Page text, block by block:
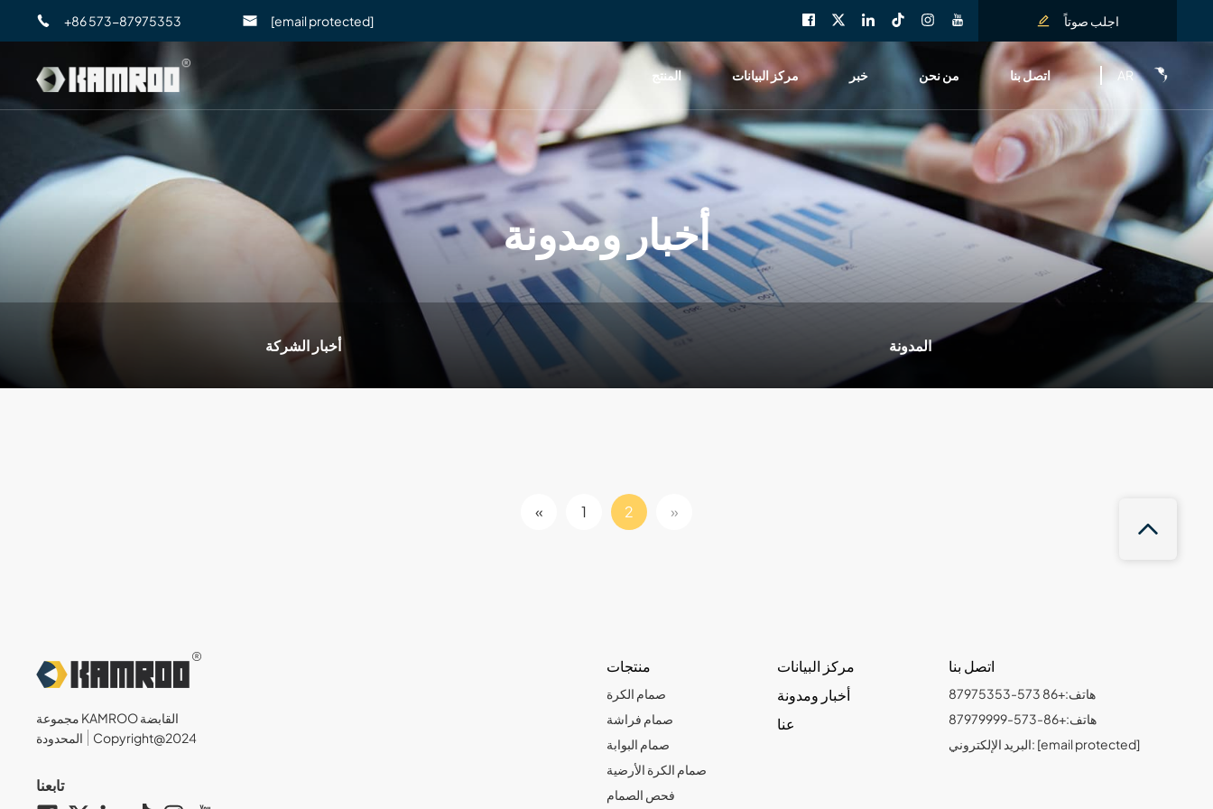
+86 573-87975353 [email protected] اجلب صوتاً
المنتج مركز البيانات خبر من نحن اتصل بنا AR
أخبار ومدونة
أخبار الشركة المدونة
« 1 2 »
مجموعة KAMROO القابضة
المحدودة
Copyright@2024
تابعنا
منتجات
صمام الكرة
صمام فراشة
صمام البوابة
صمام الكرة الأرضية
فحص الصمام
مركز البيانات
أخبار ومدونة
عنا
اتصل بنا
هاتف:+86 573-87975353
هاتف:+86-573-87979999
البريد الإلكتروني: [email protected]